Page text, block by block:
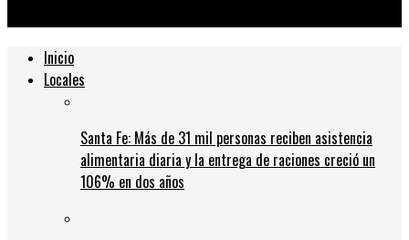
Inicio
Locales
Santa Fe: Más de 31 mil personas reciben asistencia
alimentaria diaria y la entrega de raciones creció un
106% en dos años